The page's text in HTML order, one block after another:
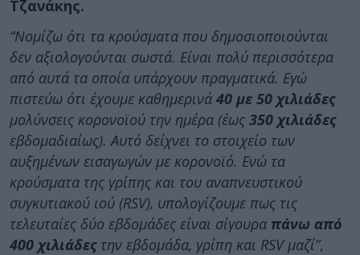
Τζανάκης.
“Νομίζω ότι τα κρούσματα που δημοσιοποιούνται
δεν αξιολογούνται σωστά. Είναι πολύ περισσότερα
από αυτά τα οποία υπάρχουν πραγματικά. Εγώ
πιστεύω ότι έχουμε καθημερινά 40 με 50 χιλιάδες
μολύνσεις κορονοϊού την ημέρα (έως 350 χιλιάδες
εβδομαδιαίως). Αυτό δείχνει το στοιχείο των
αυξημένων εισαγωγών με κορονοϊό. Ενώ τα
κρούσματα της γρίπης και του αναπνευστικού
συγκυτιακού ιού (RSV), υπολογίζουμε πως τις
τελευταίες δύο εβδομάδες είναι σίγουρα πάνω από
400 χιλιάδεςτην εβδομάδα, γρίπη και RSV μαζί”,